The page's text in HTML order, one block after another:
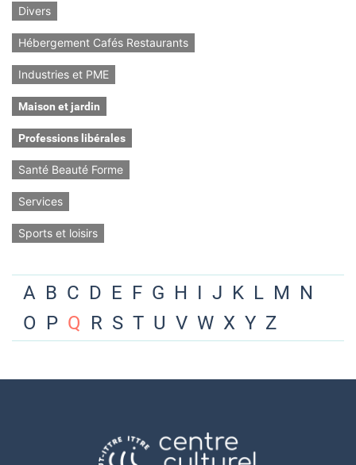
Divers
Hébergement Cafés Restaurants
Industries et PME
Maison et jardin
Professions libérales
Santé Beauté Forme
Services
Sports et loisirs
A B C D E F G H I J K L M N
O P Q R S T U V W X Y Z